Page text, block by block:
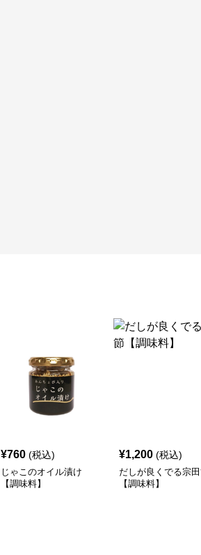
¥760 (税込)
じゃこのオイル漬け
【調味料】
¥1,200 (税込)
だしが良くでる宗
【調味料】